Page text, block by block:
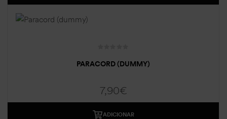
PARACORD (DUMMY)
7,90€
ADICIONAR